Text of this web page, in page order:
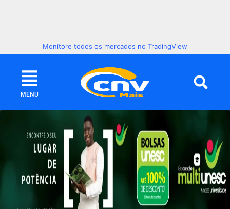
Monitore todos os mercados no TradingView
MENU